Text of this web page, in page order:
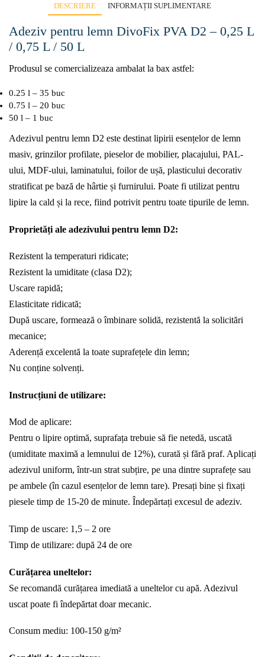
DESCRIERE INFORMAȚII SUPLIMENTARE
Adeziv pentru lemn DivoFix PVA D2 – 0,25 L
/ 0,75 L / 50 L
Produsul se comercializeaza ambalat la bax astfel:
0.25 l – 35 buc
0.75 l – 20 buc
50 l – 1 buc
Adezivul pentru lemn D2 este destinat lipirii esențelor de lemn
masiv, grinzilor profilate, pieselor de mobilier, placajului, PAL-
ului, MDF-ului, laminatului, foilor de ușă, plasticului decorativ
stratificat pe bază de hârtie și furnirului. Poate fi utilizat pentru
lipire la cald și la rece, fiind potrivit pentru toate tipurile de lemn.
Proprietăți ale adezivului pentru lemn D2:
Rezistent la temperaturi ridicate;
Rezistent la umiditate (clasa D2);
Uscare rapidă;
Elasticitate ridicată;
După uscare, formează o îmbinare solidă, rezistentă la solicitări
mecanice;
Aderență excelentă la toate suprafețele din lemn;
Nu conține solvenți.
Instrucțiuni de utilizare:
Mod de aplicare:
Pentru o lipire optimă, suprafața trebuie să fie netedă, uscată
(umiditate maximă a lemnului de 12%), curată și fără praf. Aplicați
adezivul uniform, într-un strat subțire, pe una dintre suprafețe sau
pe ambele (în cazul esențelor de lemn tare). Presați bine și fixați
piesele timp de 15-20 de minute. Îndepărtați excesul de adeziv.
Timp de uscare: 1,5 – 2 ore
Timp de utilizare: după 24 de ore
Curățarea uneltelor:
Se recomandă curățarea imediată a uneltelor cu apă. Adezivul
uscat poate fi îndepărtat doar mecanic.
Consum mediu: 100-150 g/m²